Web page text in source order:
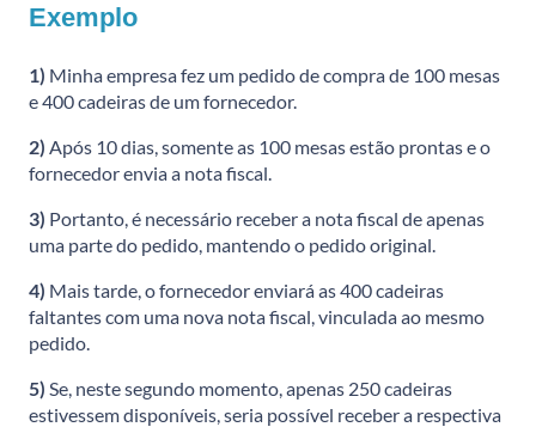
Exemplo
1) Minha empresa fez um pedido de compra de 100 mesas
e 400 cadeiras de um fornecedor.
2) Após 10 dias, somente as 100 mesas estão prontas e o
fornecedor envia a nota fiscal.
3) Portanto, é necessário receber a nota fiscal de apenas
uma parte do pedido, mantendo o pedido original.
4) Mais tarde, o fornecedor enviará as 400 cadeiras
faltantes com uma nova nota fiscal, vinculada ao mesmo
pedido.
5) Se, neste segundo momento, apenas 250 cadeiras
estivessem disponíveis, seria possível receber a respectiva